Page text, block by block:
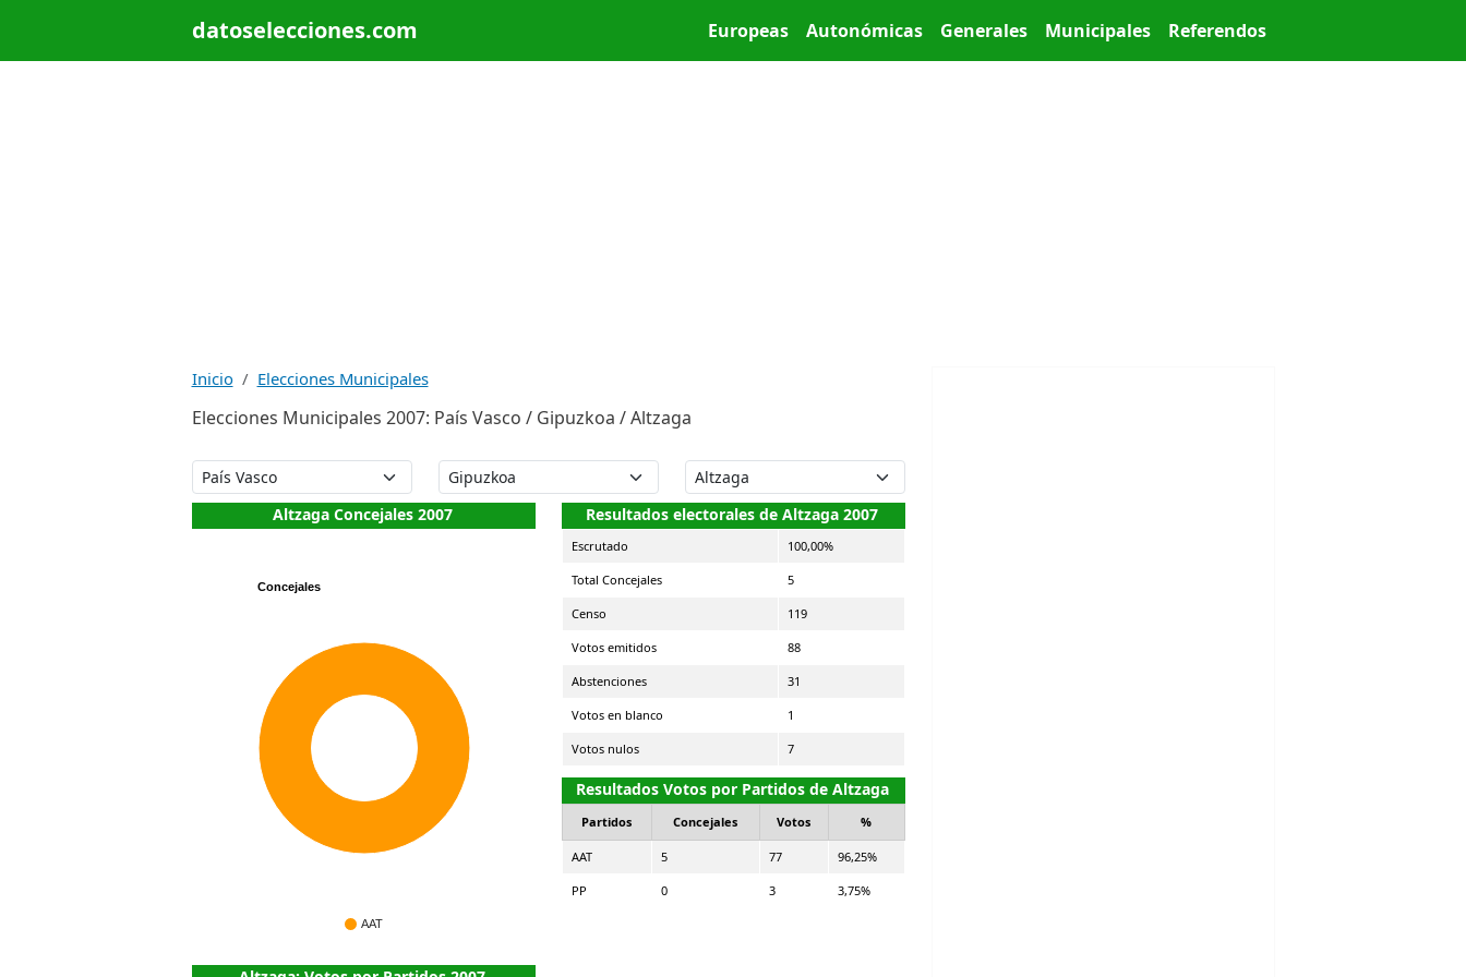
datoselecciones.com Main menu
Europeas Autonómicas Generales Municipales Referendos
Inicio Elecciones Municipales
Elecciones Municipales 2007: País Vasco / Gipuzkoa / Altzaga
Altzaga Concejales 2007
Concejales
AAT
Resultados electorales de Altzaga 2007
Escrutado 100,00%
Total Concejales 5
Censo 119
Votos emitidos 88
Abstenciones 31
Votos en blanco 1
Votos nulos 7
Resultados Votos por Partidos de Altzaga
Partidos Concejales Votos %
AAT 5 77 96,25%
PP 0 3 3,75%